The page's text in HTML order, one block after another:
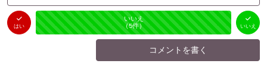
はい
はい
（0件）
未投票
いいえ
（5件） いいえ
コメントを書く